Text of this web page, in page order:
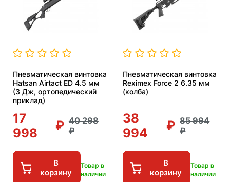
Пневматическая винтовка
Hatsan Airtact ED 4.5 мм
(3 Дж, ортопедический
приклад)
17
998
40 298
В
корзину
Товар в
наличии
Пневматическая винтовка
Reximex Force 2 6.35 мм
(колба)
38
994
85 994
В
корзину
Товар в
наличии